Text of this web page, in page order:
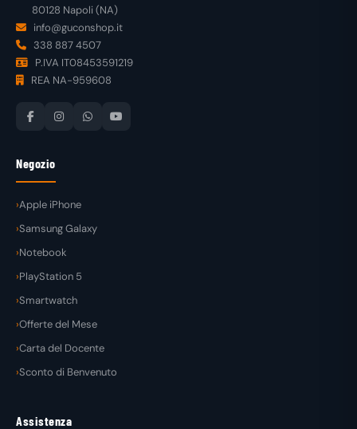
80128 Napoli (NA)
info@guconshop.it
338 887 4507
P.IVA IT08453591219
REA NA-959608
Negozio
Apple iPhone
Samsung Galaxy
Notebook
PlayStation 5
Smartwatch
Offerte del Mese
Carta del Docente
Sconto di Benvenuto
Assistenza